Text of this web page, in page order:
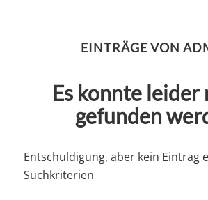
EINTRÄGE VON
Es konnte leider
gefunden
Entschuldigung, aber kein Eintrag
Suchkriterien